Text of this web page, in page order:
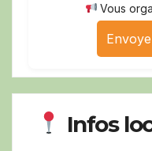
Vous
Infos